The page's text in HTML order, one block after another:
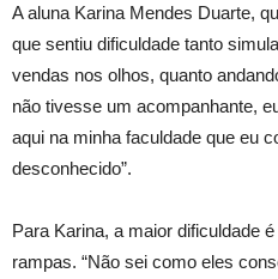
A aluna Karina Mendes Duarte,
que sentiu dificuldade tanto
vendas nos olhos, quanto
não tivesse um acompanhante,
aqui na minha faculdade que eu
desconhecido”.
Para Karina, a maior dificuldade
rampas. “Não sei como eles